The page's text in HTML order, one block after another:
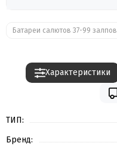
Батареи салютов 37-99 залпов
Характеристики
ТИП:
Бренд: